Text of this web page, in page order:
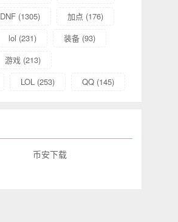
DNF (1305) 加点 (176)
lol (231) 装备 (93)
游戏 (213)
LOL (253) QQ (145)
币安下载